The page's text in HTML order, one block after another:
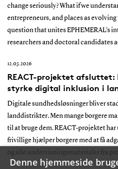
change seriously? What if we
entrepreneurs, and places as
question that unites EPHEMERAL’s
researchers and doctoral candidates
12.03.2026
REACT-projektet
styrke digital inklusion i
Digitale sundhedsløsninger bliver
landdistrikter. Men mange borgere
til at bruge dem. REACT-projektet
frivillige hjælper borgere med at få
og alle undervisningsmaterialer fra
Denne hjemmeside